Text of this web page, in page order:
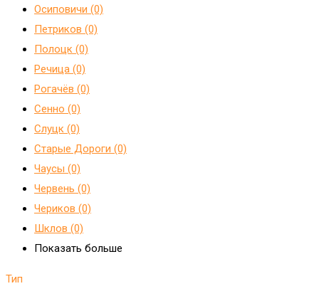
Осиповичи (0)
Петриков (0)
Полоцк (0)
Речица (0)
Рогачёв (0)
Сенно (0)
Слуцк (0)
Старые Дороги (0)
Чаусы (0)
Червень (0)
Чериков (0)
Шклов (0)
Показать больше
Тип